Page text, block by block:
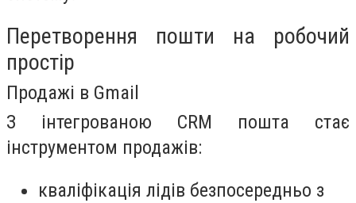
Перетворення пошти на робочий
простір
Продажі в Gmail
З інтегрованою CRM пошта стає
інструментом продажів:
кваліфікація лідів безпосередньо з